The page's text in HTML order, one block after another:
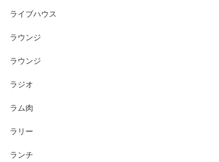
ライブハウス
ラウンジ
ラウンジ
ラジオ
ラム肉
ラリー
ランチ